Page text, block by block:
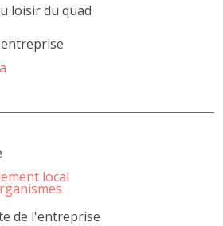
loisir du quad
local
de l'entreprise